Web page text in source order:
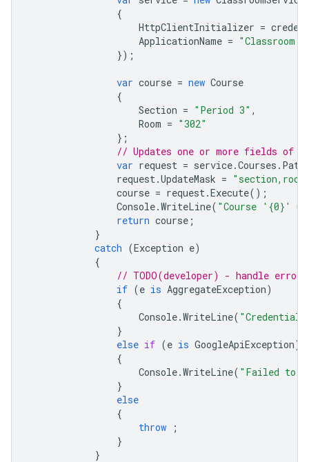
{
HttpClientInitializer =
ApplicationName = "Classroom
});
var course = new Course
{
Section = "Period 3" ,
Room = "302"
};
// Updates one or more fields of
var request = service.Courses .
request.UpdateMask =
course = request.Execute();
Console.WriteLine( "Course '{0}'
return course ;
}
catch (Exception e)
{
// TODO(developer) - handle error
if (e is AggregateException)
{
Console.WriteLine( "Credential
}
else if (e is GoogleApiException)
{
Console.WriteLine( "Failed to
}
else
{
throw
;
}
}